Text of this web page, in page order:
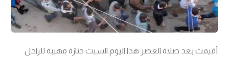
أقيمت بعد صلاة العصر هذا اليوم السبت جنازة مهيبة للراحل